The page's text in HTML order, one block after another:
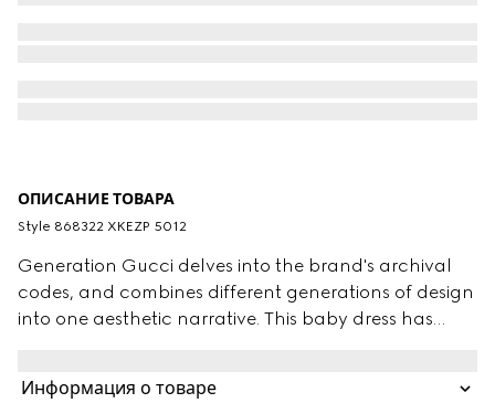
ОПИСАНИЕ ТОВАРА
Style ‎868322 XKEZP 5012
Generation Gucci delves into the brand's archival
codes, and combines different generations of design
into one aesthetic narrative. This baby dress has
Информация о товаре